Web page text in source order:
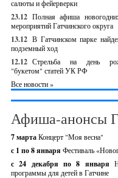
салюты и фейерверки
23.12 Полная афиша
мероприятий Гатчинского округа
13.12 В Гатчинском парке
подземный ход
12.12 Стрельба на день
"букетом" статей УК РФ
Все новости »
Афиша-анонсы
7 мартаКонцерт "Моя весна"
с 1 по 8 января Фестиваль
с 24 декабря по 8 января
программы для детей в Гатчине